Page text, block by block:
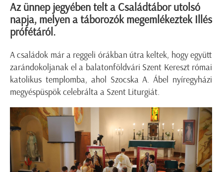
Az ünnep jegyében telt a Családtábor utolsó
napja, melyen a táborozók megemlékeztek Illés
prófétáról.
A családok már a reggeli órákban útra keltek, hogy együtt
zarándokoljanak el a balatonföldvári Szent Kereszt római
katolikus templomba, ahol Szocska A. Ábel nyíregyházi
megyéspüspök celebrálta a Szent Liturgiát.